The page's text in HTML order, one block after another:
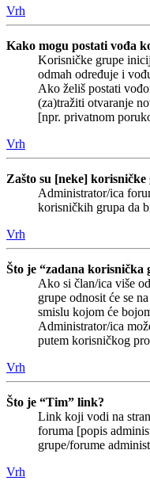
Vrh
Kako mogu postati vođa
Korisničke grupe
odmah određuje i
Ako želiš postati
(za)tražiti otvaranje
[npr. privatnom
Vrh
Zašto su [neke]
Administrator/ica
korisničkih grupa da
Vrh
Što je “zadana korisnička
Ako si član/ica više
grupe odnosit će se
smislu kojom će
Administrator/ica
putem korisničkog
Vrh
Što je “Tim” link?
Link koji vodi na
foruma [popis
grupe/forume
Vrh